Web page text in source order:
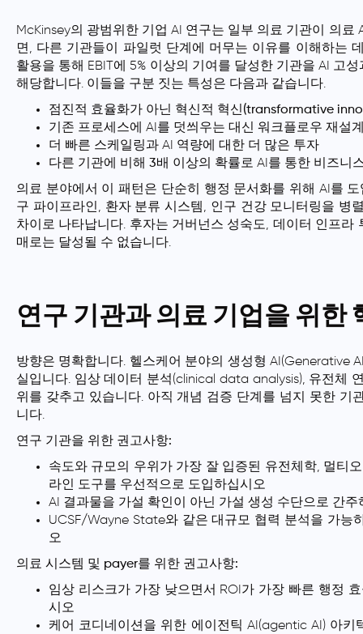
McKinsey의 광범위한 기업 AI 연구는 일부 의료 기관이 의
면, 다른 기관들이 파일럿 단계에 머무는 이유를 이해하는
활용을 통해 EBIT에 5% 이상의 기여를 달성한 기관을 AI 고
해당합니다. 이들을 구분 짓는 특성은 다음과 같습니다.
점진적 효율화가 아닌 혁신적 혁신(transformative
기존 프로세스에 AI를 덧씌우는 대신 워크플로우 재설
더 빠른 스케일링과 AI 역량에 대한 더 많은 투자
다른 기관에 비해 3배 이상의 확률로 AI를 통한 비즈니
의료 분야에서 이 패턴은 단순히 행정 문서화를 위해 AI를
구 파이프라인, 환자 분류 시스템, 인구 건강 모니터링을 병
차이로 나타납니다. 후자는 거버넌스 성숙도, 데이터 인프
매로는 달성될 수 없습니다.
연구 기관과 의료 기업을 위한
방향은 명확합니다. 헬스케어 분야의 생성형 AI(Generative
실입니다. 임상 데이터 분석(clinical data analysis), 유전체
위를 갖추고 있습니다. 아직 개념 검증 단계를 넘지 못한 기
니다.
연구 기관을 위한 권고사항:
속도와 규모의 우위가 가장 잘 입증된 유전체학, 멀티
라인 도구를 우선적으로 도입하십시오
AI 결과물을 가설 확인이 아닌 가설 생성 수단으로 간
UCSF/Wayne State와 같은 대규모 협력 분석을 가능
오
의료 시스템 및 payer를 위한 권고사항:
임상 리스크가 가장 낮으면서 ROI가 가장 빠른 행정
시오
케어 코디네이션을 위한 에이전틱 AI(agentic AI) 아